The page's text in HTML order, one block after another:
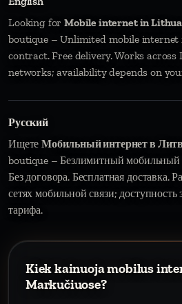
Looking forMobile internet in
boutique – Unlimited mobile internet
contract. Free delivery. Works
networks; availability depends on
Русский
ИщетеМобильный интернет в
boutique – Безлимитный мобильный
Без договора. Бесплатная доставка.
сетях мобильной связи; доступность
тарифа.
Kiek kainuoja mobilus
Markučiuose?